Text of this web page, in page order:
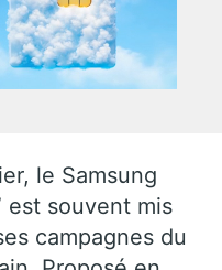
le Samsung
est souvent mis
campagnes du